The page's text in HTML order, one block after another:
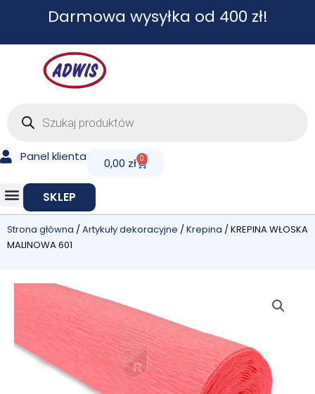
Darmowa wysyłka od 400 zł!
Panel klienta 0,00 zł 0
Cart
SKLEP
Strona główna /Artykuły dekoracyjne /Krepina / KREPINA WŁOSKA
MALINOWA 601